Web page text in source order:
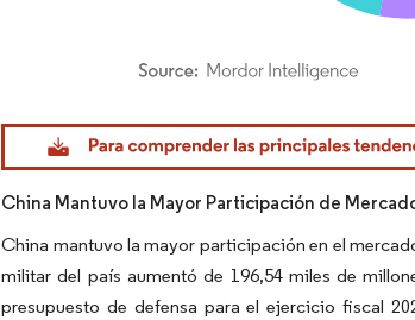
Imagen © Mordor Intelligence. El uso requiere atribución según
China Mantuvo la Mayor Participación de
China mantuvo la mayor participación en el
militar del país aumentó de 196,54 miles de
presupuesto de defensa para el ejercicio fiscal